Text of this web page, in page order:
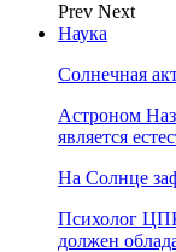
Prev Next
Наука
Солнечная
Астроном
является
На Солнце
Психолог
должен